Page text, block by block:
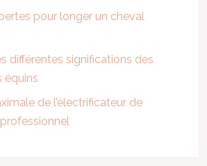
pour longer un cheval
différentes significations des
équins
de l’électrificateur de